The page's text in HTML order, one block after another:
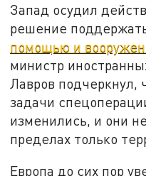
Запад осудил
решение
помощью и
министр
Лавров подчеркнул,
задачи
изменились, и они
пределах только
Европа до сих пор